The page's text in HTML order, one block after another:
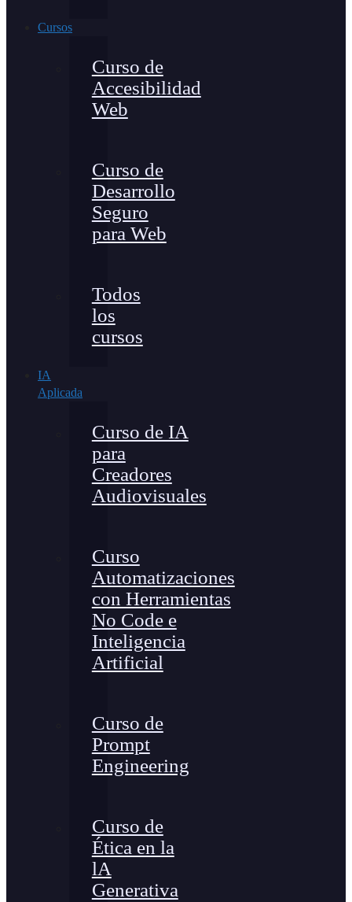
Cursos
Curso de
Accesibilidad
Web
Curso de
Desarrollo
Seguro
para Web
Todos
los
cursos
IA
Aplicada
Curso de IA
para
Creadores
Audiovisuales
Curso
Automatizaciones
con Herramientas
No Code e
Inteligencia
Artificial
Curso de
Prompt
Engineering
Curso de
Ética en la
lA
Generativa